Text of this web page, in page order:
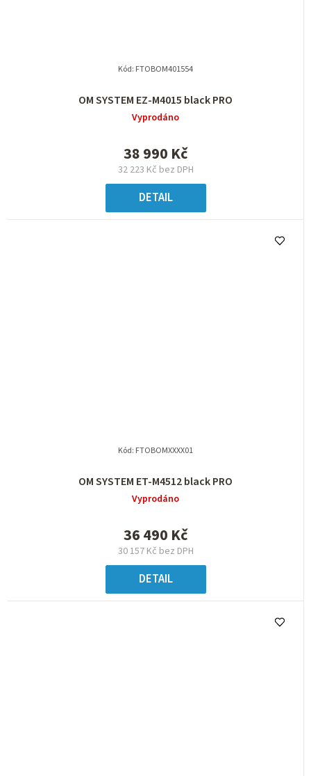
OM SYSTEM EZ-M4015 black PRO
Vyprodáno
32 223 Kč bez DPH
38 990 Kč
DETAIL
Kód: FTOBOM401554
OM SYSTEM ET-M4512 black PRO
Vyprodáno
30 157 Kč bez DPH
36 490 Kč
DETAIL
Kód: FTOBOMXXXX01